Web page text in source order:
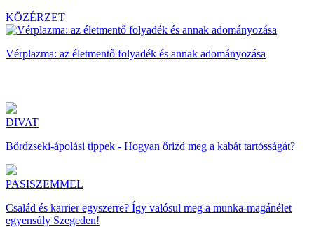
KÖZÉRZET
Vérplazma: az életmentő folyadék és annak adományozása
DIVAT
Bőrdzseki-ápolási tippek - Hogyan őrizd meg a kabát tartósságát?
PASISZEMMEL
Család és karrier egyszerre? Így valósul meg a munka-magánélet
egyensúly Szegeden!